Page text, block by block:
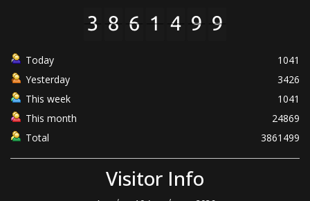
Today
1041
Yesterday
3426
This week
1041
This month
24869
Total
3861499
Visitor Info